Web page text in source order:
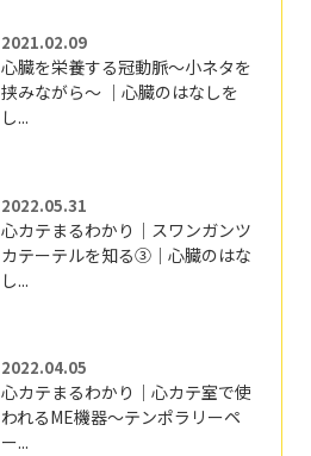
2021.02.09
心臓を栄養する冠動脈～小ネタを
挟みながら～ ｜心臓のはなしを
し...
2022.05.31
心カテまるわかり｜スワンガンツ
カテーテルを知る③｜心臓のはな
し...
2022.04.05
心カテまるわかり｜心カテ室で使
われるME機器～テンポラリーペ
ー...